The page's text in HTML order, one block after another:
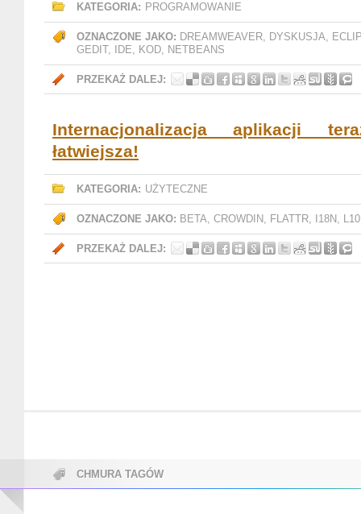
KATEGORIA: PROGRAMOWANIE
OZNACZONE JAKO: DREAMWEAVER, DYSKUSJA,
GEDIT, IDE, KOD, NETBEANS
PRZEKAŻ DALEJ:
Internacjonalizacja aplikacji
łatwiejsza!
KATEGORIA: UŻYTECZNE
OZNACZONE JAKO: BETA, CROWDIN, FLATTR, I18N,
PRZEKAŻ DALEJ:
CHMURA TAGÓW